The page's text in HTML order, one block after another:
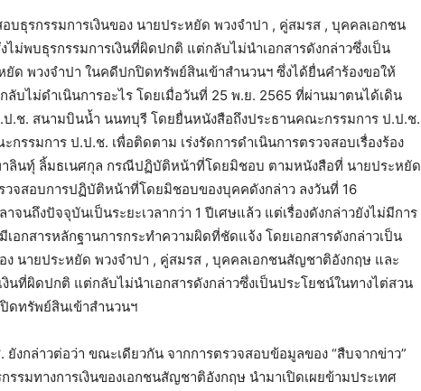
บธุรกรรมการเงินของ นายประหยัด พวงจำปา , คู่สมรส , บุคคลเอกชน
ม่พบธุรกรรมการเงินที่ผิดปกติ แต่กลับไม่นำเอกสารดังกล่าวซึ่งเป็น
ด พวงจำปา ในคดีปกปิดทรัพย์สินเข้าสำนวนฯ ซึ่งได้ยื่นคำร้องขอให้
ลับไม่ดำเนินการอะไร โดยเมื่อวันที่ 25 พ.ย. 2565 ที่ผ่านมาตนได้เดิน
ป.ช. สนามบินน้ำ นนทบุรี โดยยื่นหนังสือถึงประธานคณะกรรมการ ป.ป.ช.
รรมการ ป.ป.ช. เพื่อติดตาม เร่งรัดการดำเนินการตรวจสอบเรื่องร้อง
าลินทุ์ ลิ้มธเนศกุล กรณีปฏิบัติหน้าที่โดยมิชอบ ตามหนังสือที่ นายประหยัด
วจสอบการปฏิบัติหน้าที่โดยมิชอบของบุคคดังกล่าว ลงวันที่ 16
จนถึงปัจจุบันเป็นระยะเวลากว่า 1 ปีเศษแล้ว แต่เรื่องดังกล่าวยังไม่มีการ
อกสารหลักฐานการกระทำความผิดที่ชัดแจ้ง โดยเอกสารดังกล่าวเป็น
ง นายประหยัด พวงจำปา , คู่สมรส , บุคคลเอกชนสัญชาติอังกฤษ และ
นที่ผิดปกติ แต่กลับไม่นำเอกสารดังกล่าวซึ่งเป็นประโยชน์ในทางไต่สวน
ดทรัพย์สินเข้าสำนวนฯ
งกล่าวต่อว่า ขณะเดียวกัน จากการตรวจสอบข้อมูลของ “สืบจากข่าว”
รมทางการเงินของเอกชนสัญชาติอังกฤษ นำมาเปิดเผยข้ามประเทศ